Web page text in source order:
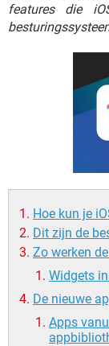
TIKTOK
features die
Hoe kun je
Dit zijn de
Zo werken
Widgets
De nieuwe
Apps